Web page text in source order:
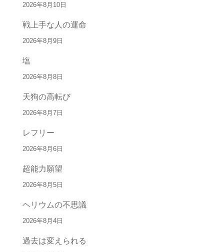
2026年8月10日
戦上手な人の運命
2026年8月9日
塩
2026年8月8日
天狗の高転び
2026年8月7日
レフリー
2026年8月6日
超能力願望
2026年8月5日
ヘリウムの不思議
2026年8月4日
過去は変えられる